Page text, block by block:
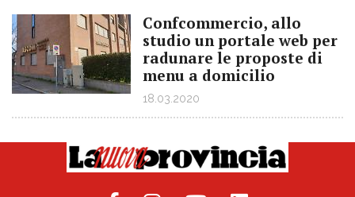
Confcommercio, allo
studio un portale web per
radunare le proposte di
menu a domicilio
18.03.2020